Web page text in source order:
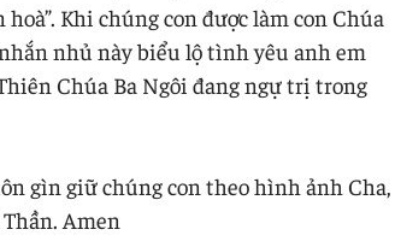
Khi chúng con được làm con Chúa
nhủ này biểu lộ tình yêu anh em
Chúa Ba Ngôi đang ngự trị trong
gìn giữ chúng con theo hình ảnh Cha,
Amen